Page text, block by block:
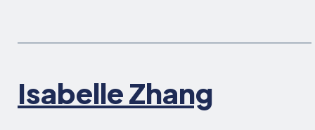
Isabelle Zhang